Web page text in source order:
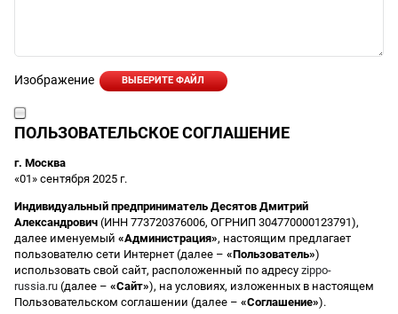
Изображение ВЫБЕРИТЕ ФАЙЛ
ПОЛЬЗОВАТЕЛЬСКОЕ СОГЛАШЕНИЕ
г. Москва
«01» сентября 2025 г.
Индивидуальный предприниматель Десятов Дмитрий
Александрович (ИНН 773720376006, ОГРНИП 304770000123791),
далее именуемый «Администрация», настоящим предлагает
пользователю сети Интернет (далее – «Пользователь»)
использовать свой сайт, расположенный по адресу zippo-
russia.ru (далее – «Сайт»), на условиях, изложенных в настоящем
Пользовательском соглашении (далее – «Соглашение»).